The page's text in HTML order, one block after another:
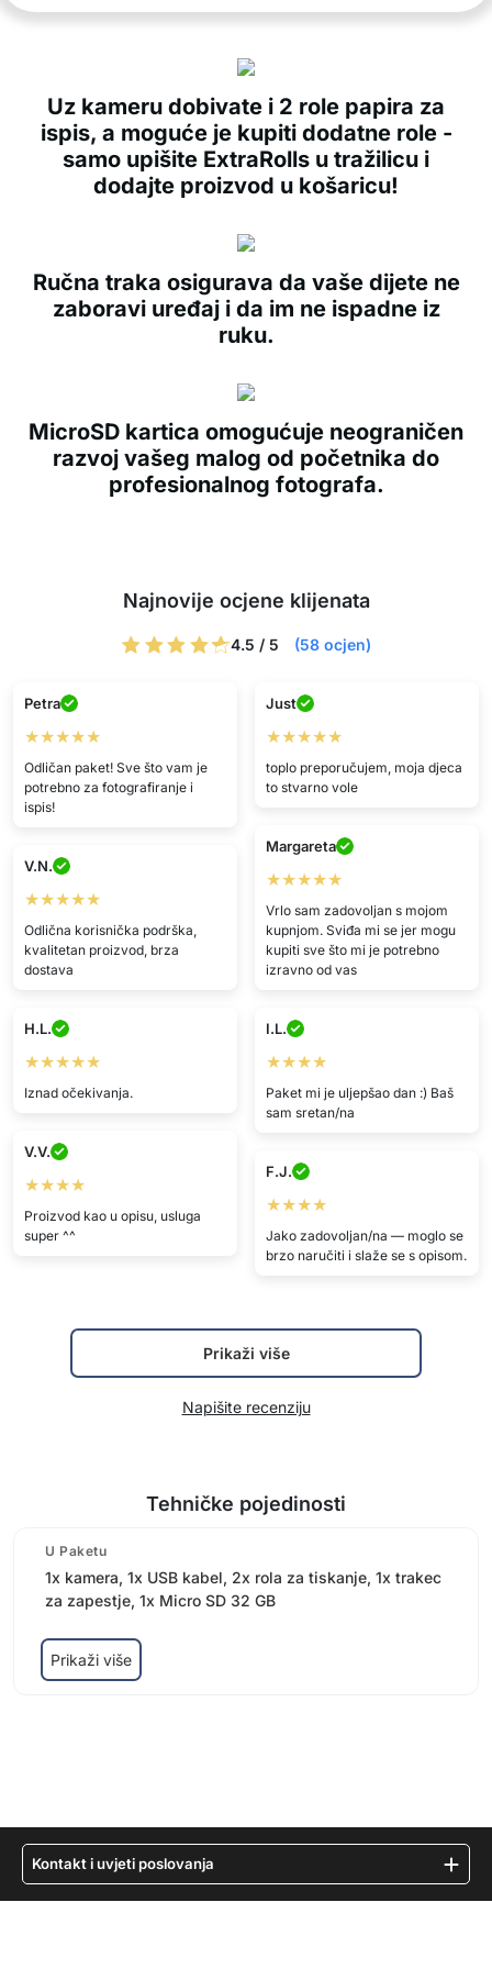
Uz kameru dobivate i 2 role papira za
ispis, a moguće je kupiti dodatne role -
samo upišite ExtraRolls u tražilicu i
dodajte proizvod u košaricu!
Ručna traka osigurava da vaše dijete ne
zaboravi uređaj i da im ne ispadne iz
ruku.
MicroSD kartica omogućuje neograničen
razvoj vašeg malog od početnika do
profesionalnog fotografa.
Najnovije ocjene klijenata
4.5 / 5 (58 ocjen)
Petra
★★★★★
Odličan paket! Sve što vam je
potrebno za fotografiranje i
ispis!
Just
★★★★★
toplo preporučujem, moja djeca
to stvarno vole
Margareta
★★★★★
Vrlo sam zadovoljan s mojom
kupnjom. Sviđa mi se jer mogu
kupiti sve što mi je potrebno
izravno od vas
V.N.
★★★★★
Odlična korisnička podrška,
kvalitetan proizvod, brza
dostava
H.L.
★★★★★
Iznad očekivanja.
I.L.
★★★★
Paket mi je uljepšao dan :) Baš
sam sretan/na
V.V.
★★★★
Proizvod kao u opisu, usluga
super ^^
F.J.
★★★★
Jako zadovoljan/na — moglo se
brzo naručiti i slaže se s opisom.
Prikaži više
Napišite recenziju
Tehničke pojedinosti
U Paketu
1x kamera, 1x USB kabel, 2x rola za tiskanje, 1x trakec
za zapestje, 1x Micro SD 32 GB
Prikaži više
Kontakt i uvjeti poslovanja